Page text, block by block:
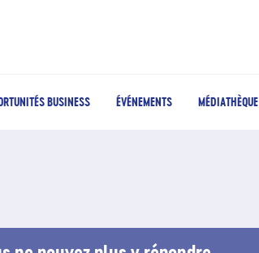
BUSINESS ÉVÉNEMENTS MÉDIATHÈQUE